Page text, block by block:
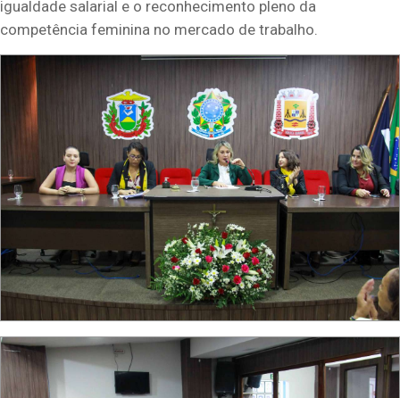
igualdade salarial e o reconhecimento pleno da
competência feminina no mercado de trabalho.